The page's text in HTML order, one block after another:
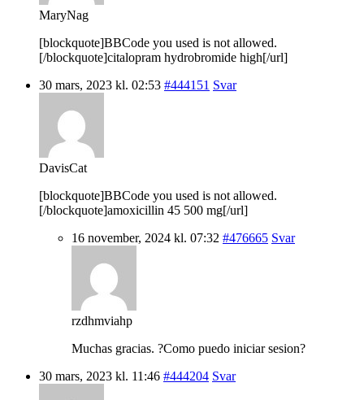
MaryNag
[blockquote]BBCode you used is not allowed.
[/blockquote]citalopram hydrobromide high[/url]
30 mars, 2023 kl. 02:53 #444151 Svar
DavisCat
[blockquote]BBCode you used is not allowed.
[/blockquote]amoxicillin 45 500 mg[/url]
16 november, 2024 kl. 07:32 #476665 Svar
rzdhmviahp
Muchas gracias. ?Como puedo iniciar sesion?
30 mars, 2023 kl. 11:46 #444204 Svar